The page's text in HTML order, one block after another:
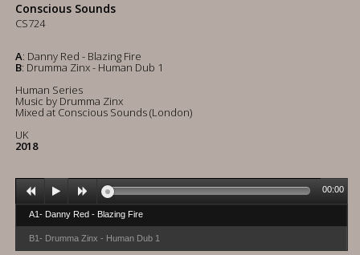
Conscious Sounds
CS724
A: Danny Red - Blazing Fire
B: Drumma Zinx - Human Dub 1
Human Series
Music by Drumma Zinx
Mixed at Conscious Sounds (London)
UK
2018
A1- Danny Red - Blazing Fire
B1- Drumma Zinx - Human Dub 1
00:00